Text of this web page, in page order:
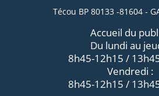
Técou BP 80133 -81604 -
Accueil du
Du lundi au
8h45-12h15 /
Vendredi :
8h45-12h15 /